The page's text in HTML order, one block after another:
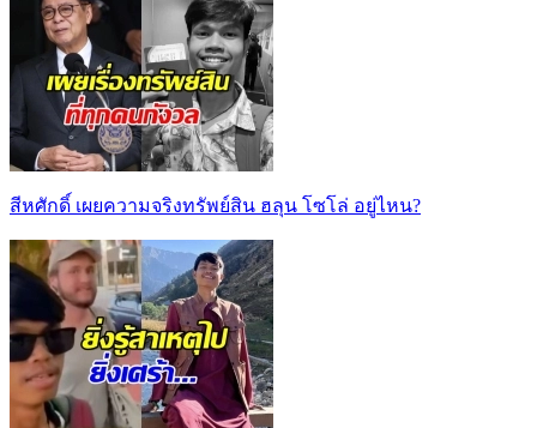
สีหศักดิ์ เผยความจริงทรัพย์สิน ฮลุน โซโล่ อยู่ไหน?